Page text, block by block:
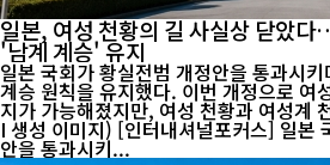
일본, 여성 천황의 길 사실상 닫았
'남계 계승' 유지
일본 국회가 황실전범 개정안을 통과시
계승 원칙을 유지했다. 이번 개정으로 여
지가 가능해졌지만, 여성 천황과 여성계
I 생성 이미지) [인터내셔널포커스] 일본 국회가 17일 황실전범 개정
안을 통과시키...